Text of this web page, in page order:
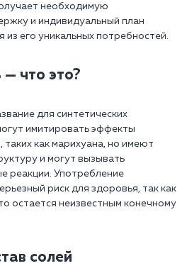
необходимую
и индивидуальный план
из его уникальных потребностей.
— что это?
для синтетических
имитировать эффекты
как марихуана, но имеют
и могут вызывать
реакции. Употребление
риск для здоровья, так как
остается неизвестным конечному
солей